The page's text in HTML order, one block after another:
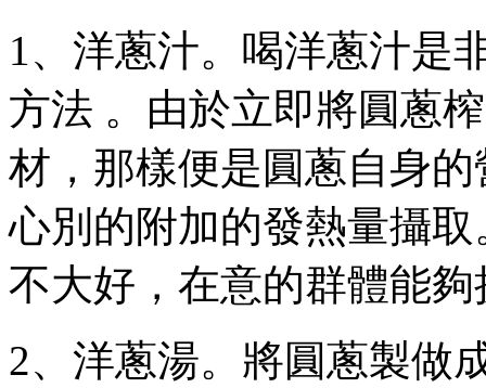
1  、洋蔥汁。喝洋蔥
方法  。由於立即將圓蔥
材，那樣便是圓蔥自身的
心別的附加的發熱量攝取
不大好 ，在意的群體能夠
2、洋蔥湯。將圓蔥